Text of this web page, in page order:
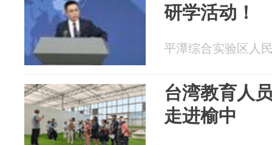
研学活动！
平潭综合实验区人
台湾教育人
走进榆中